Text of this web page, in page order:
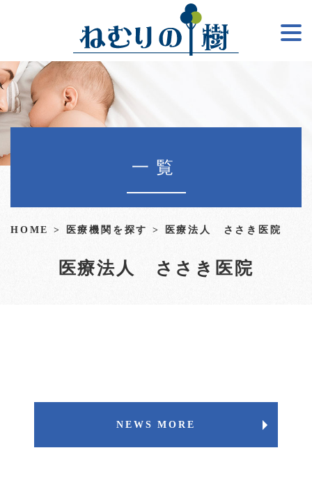
一覧
HOME > 医療機関を探す > 医療法人 ささき医院
医療法人 ささき医院
NEWS MORE